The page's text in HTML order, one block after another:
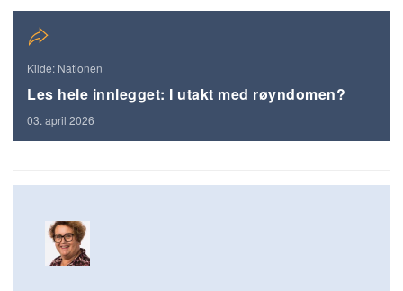
Kilde: Nationen
Les hele innlegget: I utakt med røyndomen?
03. april 2026